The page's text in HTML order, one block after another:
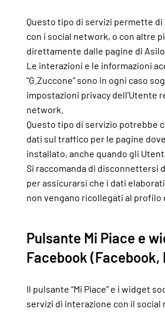
Questo tipo di servizi permette
con i social network, o con altre
direttamente dalle pagine di Asilo
Le interazioni e le informazioni
"G.Zuccone" sono in ogni caso
impostazioni privacy dell’Utente
network.
Questo tipo di servizio potrebbe
dati sul traffico per le pagine
installato, anche quando gli
Si raccomanda di disconnettersi
per assicurarsi che i dati
non vengano ricollegati al profilo
Pulsante Mi Piace e
Facebook (Facebook,
Il pulsante “Mi Piace” e i widget
servizi di interazione con il social